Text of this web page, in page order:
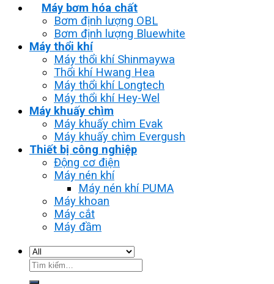
Máy bơm hóa chất
Bơm định lượng OBL
Bơm định lượng Bluewhite
Máy thổi khí
Máy thổi khí Shinmaywa
Thổi khí Hwang Hea
Máy thổi khí Longtech
Máy thổi khí Hey-Wel
Máy khuấy chìm
Máy khuấy chìm Evak
Máy khuấy chìm Evergush
Thiết bị công nghiệp
Động cơ điện
Máy nén khí
Máy nén khí PUMA
Máy khoan
Máy cắt
Máy đầm
Tìm